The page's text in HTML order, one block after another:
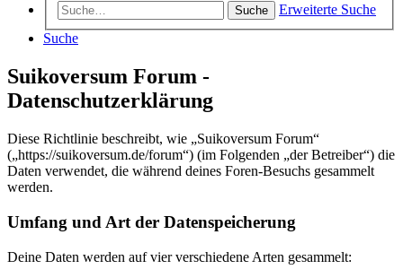
Suche
Erweiterte Suche
Suche
Suikoversum Forum -
Datenschutzerklärung
Diese Richtlinie beschreibt, wie „Suikoversum Forum“
(„https://suikoversum.de/forum“) (im Folgenden „der Betreiber“) die
Daten verwendet, die während deines Foren-Besuchs gesammelt
werden.
Umfang und Art der Datenspeicherung
Deine Daten werden auf vier verschiedene Arten gesammelt: